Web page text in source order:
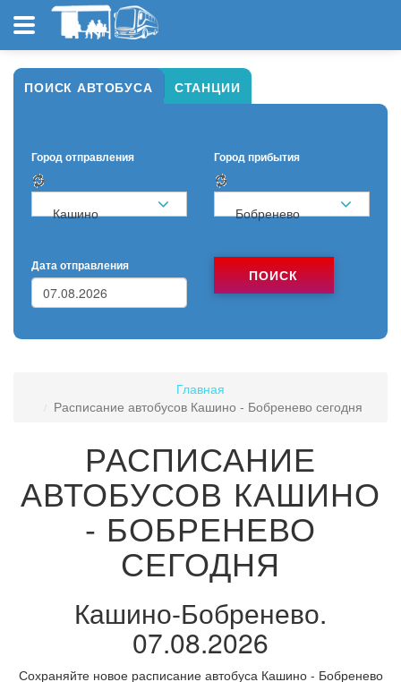
ПОИСК АВТОБУСА СТАНЦИИ
Город отправления
Кашино
Город прибытия
Бобренево
Дата отправления
ПОИСК
Главная
Расписание автобусов Кашино - Бобренево сегодня
РАСПИСАНИЕ
АВТОБУСОВ КАШИНО
- БОБРЕНЕВО
СЕГОДНЯ
Кашино-Бобренево.
07.08.2026
Сохраняйте новое расписание автобуса Кашино - Бобренево